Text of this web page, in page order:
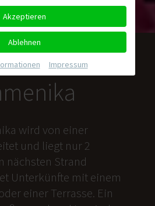
wird von einer
und liegt nur 2
nächsten Strand
Unterkünfte mit einem
einer Terrasse. Ein
Akzeptieren
Ablehnen
Impressum